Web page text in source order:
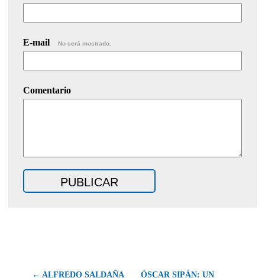
E-mail No será mostrado.
Comentario
← ALFREDO SALDAÑA ÓSCAR SIPÁN: UN